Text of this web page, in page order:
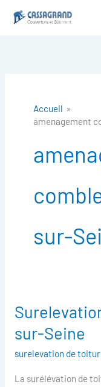
Accueil
amenagement
sur-
sur-Seine
surelevation de
La surélévation de
Surelevation
toiture
Villennes-
sur-